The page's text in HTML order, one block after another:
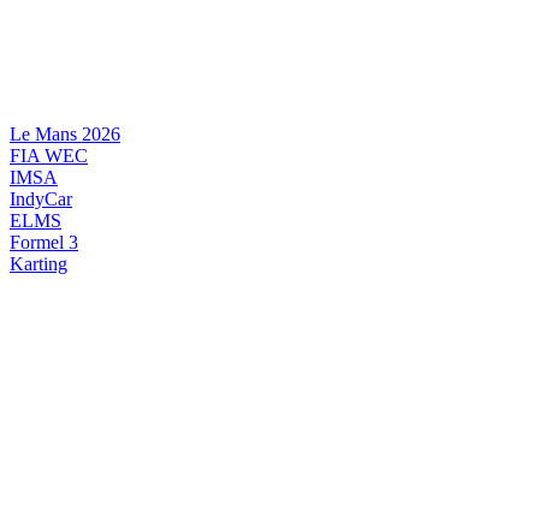
Le Mans 2026
FIA WEC
IMSA
IndyCar
ELMS
Formel 3
Karting